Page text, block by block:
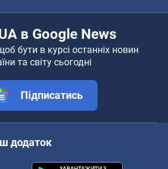
в Google News
бути в курсі останніх новин
та світу сьогодні
Підписатись
додаток